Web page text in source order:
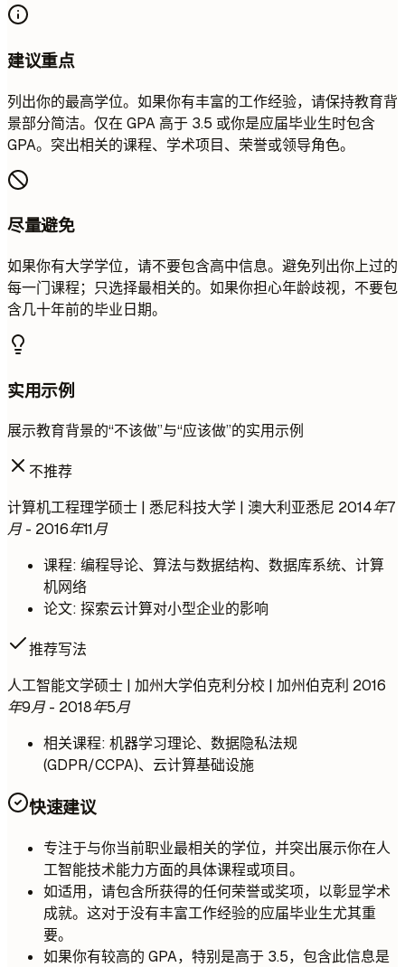
建议重点
列出你的最高学位。如果你有丰富的工作经验，请保持教育背
景部分简洁。仅在 GPA 高于 3.5 或你是应届毕业生时包含
GPA。突出相关的课程、学术项目、荣誉或领导角色。
尽量避免
如果你有大学学位，请不要包含高中信息。避免列出你上过的
每一门课程；只选择最相关的。如果你担心年龄歧视，不要包
含几十年前的毕业日期。
实用示例
展示教育背景的“不该做”与“应该做”的实用示例
不推荐
计算机工程理学硕士 | 悉尼科技大学 | 澳大利亚悉尼 2014年7
月 - 2016年11月
课程: 编程导论、算法与数据结构、数据库系统、计算
机网络
论文: 探索云计算对小型企业的影响
推荐写法
人工智能文学硕士 | 加州大学伯克利分校 | 加州伯克利 2016
年9月 - 2018年5月
相关课程: 机器学习理论、数据隐私法规
(GDPR/CCPA)、云计算基础设施
快速建议
专注于与你当前职业最相关的学位，并突出展示你在人
工智能技术能力方面的具体课程或项目。
如适用，请包含所获得的任何荣誉或奖项，以彰显学术
成就。这对于没有丰富工作经验的应届毕业生尤其重
要。
如果你有较高的 GPA，特别是高于 3.5，包含此信息是